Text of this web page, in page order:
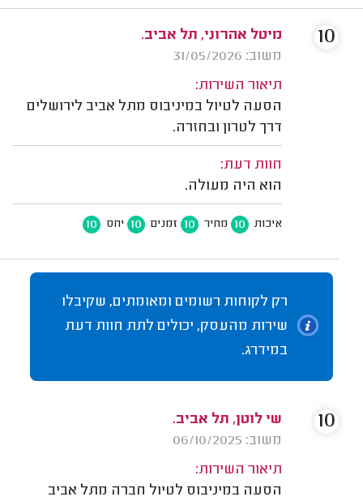
מיטל אהרוני, תל אביב.
משוב: 31/05/2026
תיאור השירות:
הסעה לטיול במיניבוס מתל אביב לירושלים
דרך לטרון ובחזרה.
חוות דעת:
הוא היה מעולה.
איכות 10 מחיר 10 זמנים 10 יחס 10
10
רק לקוחות רשומים ומאומתים, שקיבלו
שירות מהעסק, יכולים לתת חוות דעת
במידרג.
שי לוטן, תל אביב.
משוב: 06/10/2025
תיאור השירות:
הסעה במיניבוס לטיול חברה מתל אביב
10